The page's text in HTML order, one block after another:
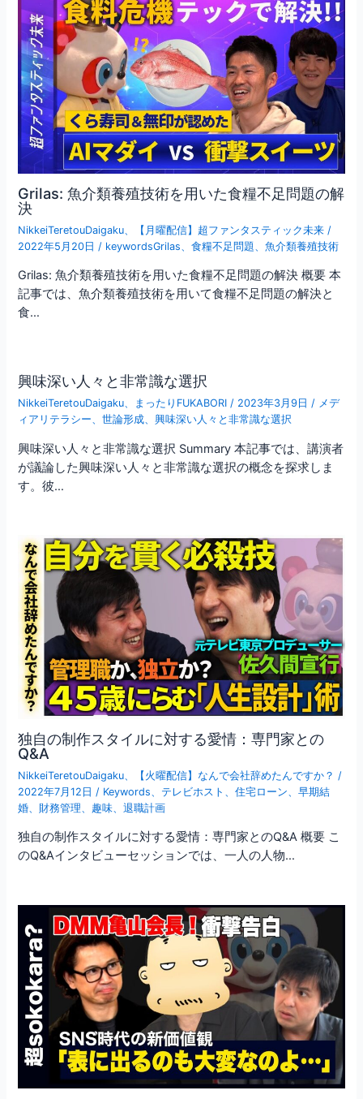
Grilas: 魚介類養殖技術を用いた食糧不足問題の解
決
NikkeiTeretouDaigaku 【月曜配信】超ファンタスティック未来 /
2022年5月20日 / keywordsGrilas 、食糧不足問題 、魚介類養殖技術
Grilas: 魚介類養殖技術を用いた食糧不足問題の解決 概要 本
記事では、魚介類養殖技術を用いて食糧不足問題の解決と
食…
興味深い人々と非常識な選択
NikkeiTeretouDaigaku、 まったりFUKABORI / 2023年3月9日 / メデ
ィアリテラシー、世論形成、興味深い人々と非常識な選択
興味深い人々と非常識な選択 Summary 本記事では、講演者
が議論した興味深い人々と非常識な選択の概念を探求しま
す。彼…
独自の制作スタイルに対する愛情：専門家との
Q&A
NikkeiTeretouDaigaku 【火曜配信】なんで会社辞めたんですか？ /
2022年7月12日 / Keywords テレビホスト 、住宅ローン 、早期結
婚
財務管理 趣味 、退職計画
独自の制作スタイルに対する愛情：専門家とのQ&A 概要 こ
のQ&Aインタビューセッションでは、一人の人物…